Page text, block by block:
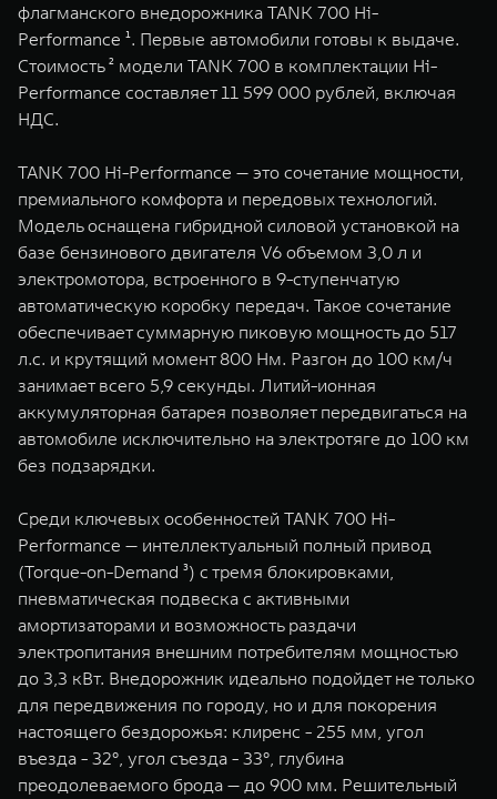
WEY 07
Расширяя границы комфорта
от 6 149 000 ₽
WEY 05
Эстетика
WEY 80
Масштаб возможностей
от 6 449 000 ₽
WEY 80
от 8 099
флагманского внедорожника TANK 700 Hi-
Performance ¹. Первые автомобили готовы к выдаче.
Стоимость ² модели TANK 700 в комплектации Hi-
Performance составляет 11 599 000 рублей, включая
НДС.
TANK 700 Hi-Performance — это сочетание мощности,
премиального комфорта и передовых технологий.
Модель оснащена гибридной силовой установкой на
базе бензинового двигателя V6 объемом 3,0 л и
электромотора, встроенного в 9-ступенчатую
автоматическую коробку передач. Такое сочетание
обеспечивает суммарную пиковую мощность до 517
л.с. и крутящий момент 800 Нм. Разгон до 100 км/ч
занимает всего 5,9 секунды. Литий-ионная
аккумуляторная батарея позволяет передвигаться на
автомобиле исключительно на электротяге до 100 км
без подзарядки.
Среди ключевых особенностей TANK 700 Hi-
Performance — интеллектуальный полный привод
(Torque-on-Demand ³) с тремя блокировками,
пневматическая подвеска с активными
амортизаторами и возможность раздачи
электропитания внешним потребителям мощностью
до 3,3 кВт. Внедорожник идеально подойдет не только
для передвижения по городу, но и для покорения
настоящего бездорожья: клиренс - 255 мм, угол
въезда - 32°, угол съезда - 33°, глубина
преодолеваемого брода — до 900 мм. Решительный